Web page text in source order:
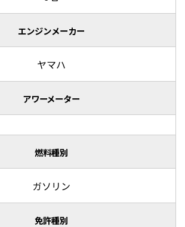
エンジンメーカー
ヤマハ
アワーメーター
燃料種別
ガソリン
免許種別